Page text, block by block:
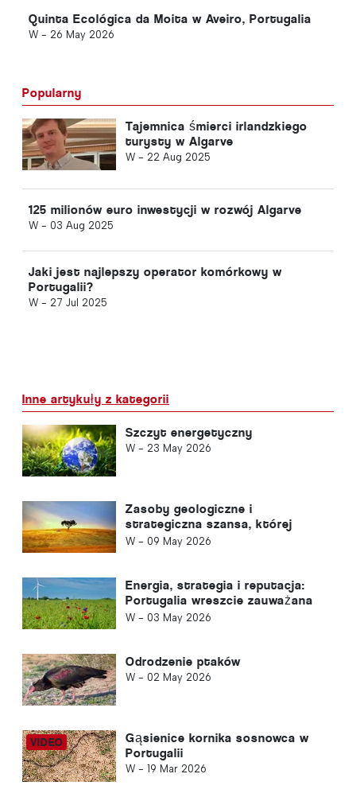
Quinta Ecológica da Moita w Aveiro, Portugalia
W - 26 May 2026
Popularny
Tajemnica śmierci irlandzkiego
turysty w Algarve
W - 22 Aug 2025
125 milionów euro inwestycji w rozwój Algarve
W - 03 Aug 2025
Jaki jest najlepszy operator komórkowy w
Portugalii?
W - 27 Jul 2025
Inne artykuły z kategorii
Szczyt energetyczny
W - 23 May 2026
Zasoby geologiczne i
strategiczna szansa, której
Portugalia nie może odłożyć na
W - 09 May 2026
Energia, strategia i reputacja:
Portugalia wreszcie zauważana
za granicą
W - 03 May 2026
Odrodzenie ptaków
W - 02 May 2026
Gąsienice kornika sosnowca w
Portugalii
W - 19 Mar 2026